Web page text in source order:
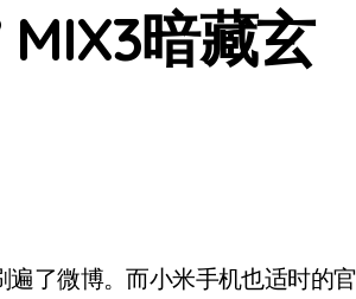
暗藏玄